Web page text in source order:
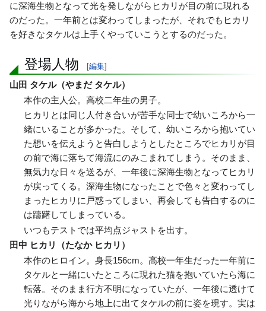
に深海生物となって光を発しながらヒカリが目の前に現れる
のだった。一年前とは変わってしまったが、それでもヒカリ
を好きなタケルは上手くやっていこうとするのだった。
登場人物 [編集]
山田 タケル（やまだ タケル）
本作の主人公。高校二年生の男子。
ヒカリとは同じ人付き合いが苦手な同士で幼いころから一
緒にいることが多かった。そして、幼いころから抱いてい
た想いを伝えようと告白しようとしたところでヒカリが目
の前で海に落ちて海流にのみこまれてしまう。そのまま、
無気力な日々を送るが、一年後に深海生物となってヒカリ
が戻ってくる。深海生物になったことで色々と変わってし
まったヒカリに戸惑ってしまい、再会しても告白するのに
は躊躇してしまっている。
いつもテストでは平均点ジャストを出す。
田中 ヒカリ（たなか ヒカリ）
本作のヒロイン。身長156cm。高校一年生だった一年前に
タケルと一緒にいたところに現れた猫を抱いていたら海に
転落。そのまま行方不明になっていたが、一年後に透けて
光りながら海から地上に出てタケルの前に姿を現す。実は